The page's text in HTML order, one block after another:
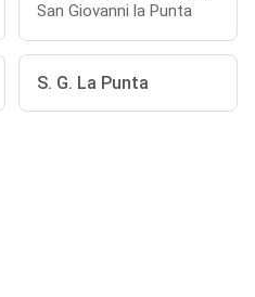
San Giovanni la Punta
S. G. La Punta